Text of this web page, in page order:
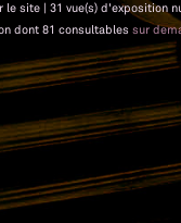
site | 31 vue(s) d'exposition
dont 81 consultables sur